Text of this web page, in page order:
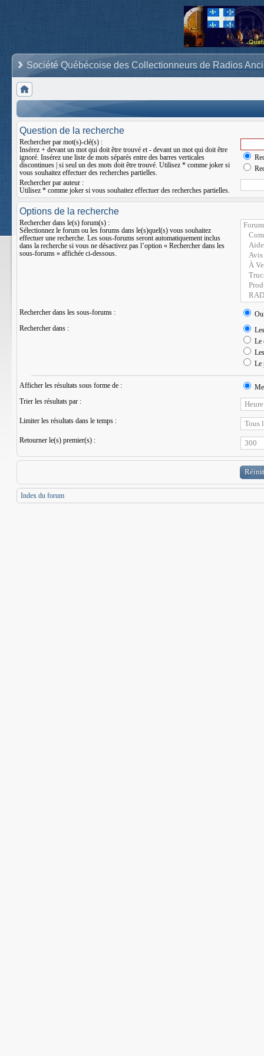
Société Québécoise des Collectionneurs de Radios
Question de la recherche
Rechercher par mot(s)-clé(s) :
Insérez + devant un mot qui doit être trouvé et- devant un mot qui doit être
ignoré. Insérez une liste de mots séparés entre des barres verticales
discontinues si seul un des mots doit être trouvé. Utilisez * comme joker si
vous souhaitez effectuer des recherches partielles.
Rechercher par auteur :
Utilisez * comme joker si vous souhaitez effectuer des recherches partielles.
Options de la recherche
Rechercher dans le(s) forum(s) :
Sélectionnez le forum ou les forums dans le(s)quel(s) vous souhaitez
effectuer une recherche. Les sous-forums seront automatiquement inclus
dans la recherche si vous ne désactivez pas l’option « Rechercher dans les
sous-forums » affichée ci-dessous.
Rechercher dans les sous-forums :
Rechercher dans :
Le
Le
Afficher les résultats sous forme de :
Trier les résultats par :
Limiter les résultats dans le temps :
Retourner le(s) premier(s) :
Index du forum